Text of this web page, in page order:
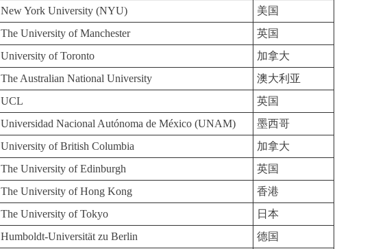
New York University (NYU)
美国
The University of Manchester
英国
University of Toronto
加拿大
The Australian National University
澳大利亚
UCL
英国
Universidad Nacional Autónoma de México (UNAM)
墨西哥
University of British Columbia
加拿大
The University of Edinburgh
英国
The University of Hong Kong
香港
The University of Tokyo
日本
Humboldt-Universität zu Berlin
德国